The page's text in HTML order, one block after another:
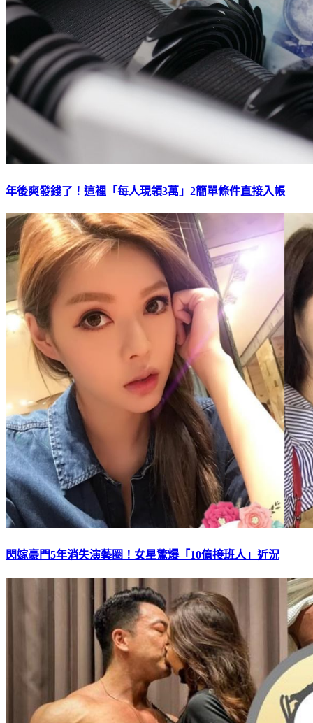
年後爽發錢了！這裡「每人現領3萬」2簡單條件直接入帳
閃嫁豪門5年消失演藝圈！女星驚爆「10億接班人」近況